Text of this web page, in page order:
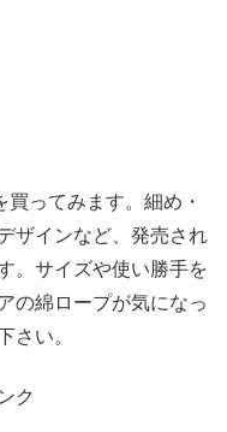
ってみます。細め・
ザインなど、発売され
。サイズや使い勝手を
の綿ロープが気になっ
さい。
ク